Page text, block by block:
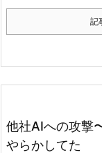
記
他社AIへの攻撃
やらかしてた